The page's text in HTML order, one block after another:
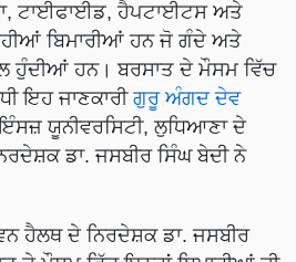
ਟਾਈਫਾਈਡ, ਹੈਪਟਾਈਟਸ ਅਤੇ
ਬਿਮਾਰੀਆਂ ਹਨ ਜੋ ਗੰਦੇ ਅਤੇ
ਹੁੰਦੀਆਂ ਹਨ। ਬਰਸਾਤ ਦੇ ਮੌਸਮ ਵਿੱਚ
ਇਹ ਜਾਣਕਾਰੀ ਗੁਰੂ ਅੰਗਦ ਦੇਵ
ਯੂਨੀਵਰਸਿਟੀ, ਲੁਧਿਆਣਾ ਦੇ
ਡਾ. ਜਸਬੀਰ ਸਿੰਘ ਬੇਦੀ ਨੇ
ਹੈਲਥ ਦੇ ਨਿਰਦੇਸ਼ਕ ਡਾ. ਜਸਬੀਰ